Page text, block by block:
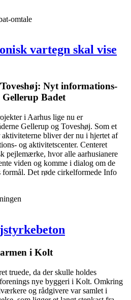
omtale
vartegn skal vise
Nyt informations-
Badet
i Aarhus lige nu er
Gellerup og Toveshøj. Som et
bliver der nu i hjertet af
og aktivitetscenter. Centeret
pejlemærke, hvor alle aarhusianere
viden og komme i dialog om de
formål. Det røde cirkelformede Info
i Kolt
truede, da der skulle holdes
nye byggeri i Kolt. Omkring
og rådgivere var samlet i